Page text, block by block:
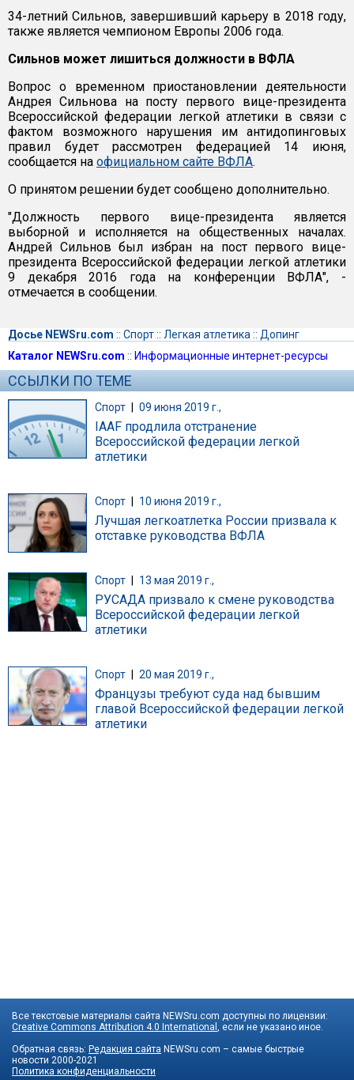
34-летний Сильнов, завершивший карьеру в 2018 году,
также является чемпионом Европы 2006 года.
Сильнов может лишиться должности в ВФЛА
Вопрос о временном приостановлении деятельности
Андрея Сильнова на посту первого вице-президента
Всероссийской федерации легкой атлетики в связи с
фактом возможного нарушения им антидопинговых
правил будет рассмотрен федерацией 14 июня,
сообщается на официальном сайте ВФЛА.
О принятом решении будет сообщено дополнительно.
"Должность первого вице-президента является
выборной и исполняется на общественных началах.
Андрей Сильнов был избран на пост первого вице-
президента Всероссийской федерации легкой атлетики
9 декабря 2016 года на конференции ВФЛА", -
отмечается в сообщении.
Досье NEWSru.com :: Спорт:: Легкая атлетика :: Допинг
Каталог NEWSru.com :: Информационные интернет-ресурсы
ССЫЛКИ ПО ТЕМЕ
Спорт | 09 июня 2019 г.,
IAAF продлила отстранение
Всероссийской федерации легкой
атлетики
Спорт 10 июня 2019 г.,
Лучшая легкоатлетка России призвала к
отставке руководства ВФЛА
Спорт 13 мая 2019 г.,
РУСАДА призвало к смене руководства
Всероссийской федерации легкой
атлетики
Спорт 20 мая 2019 г.,
Французы требуют суда над бывшим
главой Всероссийской федерации легкой
атлетики
Все текстовые материалы сайта NEWSru.com доступны по лицензии:
Creative Commons Attribution 4.0 International
, если не указано иное.
Обратная связь: Редакция сайта NEWSru.com – самые быстрые
новости 2000-2021
Политика конфиденциальности